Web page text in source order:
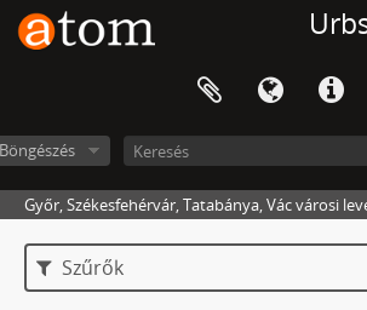
Győr, Székesfehérvár, Tatabánya, Vác városi
Szűrők